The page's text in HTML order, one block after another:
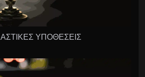
ΥΠΟΘΕΣΕΙΣ